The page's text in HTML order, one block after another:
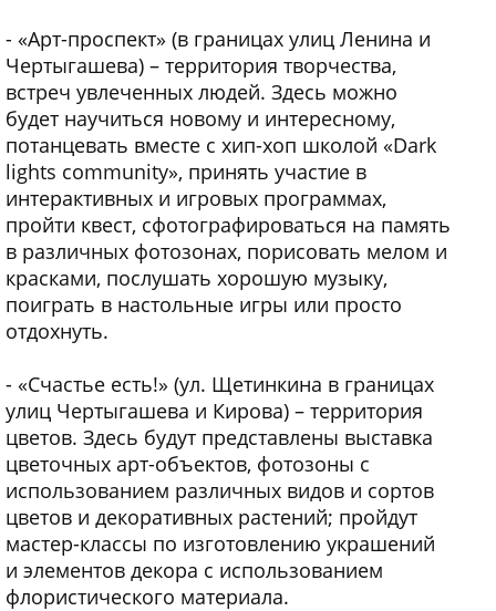
- «Арт-проспект» (в границах улиц Ленина и
Чертыгашева) – территория творчества,
встреч увлеченных людей. Здесь можно
будет научиться новому и интересному,
потанцевать вместе с хип-хоп школой «Dark
lights community», принять участие в
интерактивных и игровых программах,
пройти квест, сфотографироваться на память
в различных фотозонах, порисовать мелом и
красками, послушать хорошую музыку,
поиграть в настольные игры или просто
отдохнуть.
- «Счастье есть!» (ул. Щетинкина в границах
улиц Чертыгашева и Кирова) – территория
цветов. Здесь будут представлены выставка
цветочных арт-объектов, фотозоны с
использованием различных видов и сортов
цветов и декоративных растений; пройдут
мастер-классы по изготовлению украшений
и элементов декора с использованием
флористического материала.